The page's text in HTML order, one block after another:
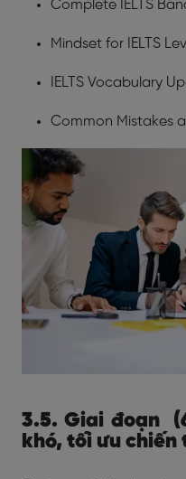
Complete IELTS
Mindset for IELTS
IELTS Vocabulary
Common Mistakes
3.5. Giai đoạn
khó, tối ưu